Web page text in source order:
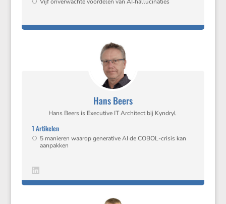
Vijf onver­wachte voordelen van AI‑hallucinaties
Hans Beers
1 Artikelen
Hans Beers is Execu­tive IT Archi­tect bij Kyndryl
5 manieren waarop genera­tive AI de COBOL-crisis kan
aanpakken